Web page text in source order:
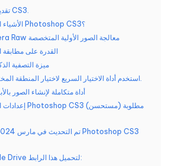
تقديم برنامج الفوتوشوب CS3.
الأشياء الممتازة التي يقدمها Photoshop CS3؟
1. يسهل Camera Raw معالجة الصور الأولية المتخصصة
2. القدرة على مطابقة
3. ميزة التصفية
4. استخدم أداة الاختيار السريع لاختيار المنطقة المختارة بسرعة.
5. أداة متكاملة لإنشاء الصور
إعدادات التثبيت لبرنامج Photoshop CS3 مطلوبة (مستحسن)
استخدم Google Drive لتحميل هذا الرابط: